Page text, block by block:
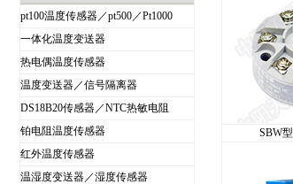
pt100温度传感器／pt500／Pt1000
一体化温度变送器
热电偶温度传感器
温度变送器／信号隔离器
DS18B20传感器／NTC热敏电阻
铂电阻温度传感器
红外温度传感器
温湿度变送器／湿度传感器
SBW